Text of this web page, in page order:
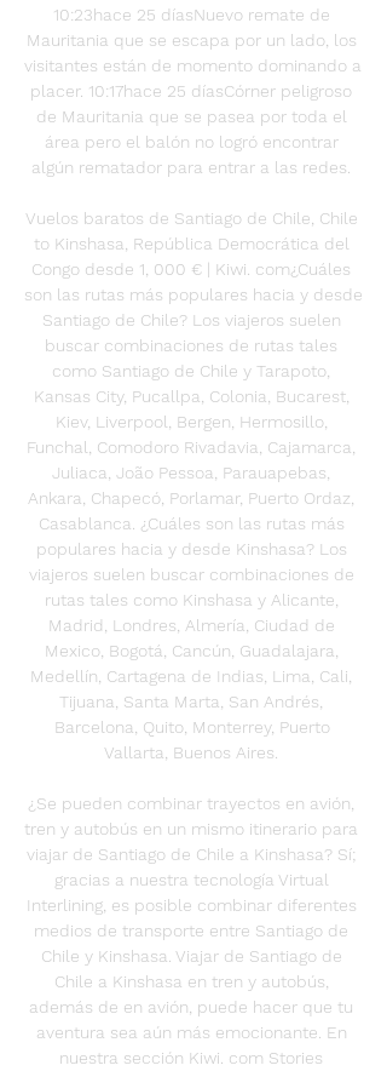
10:23hace 25 díasNuevo remate de
Mauritania que se escapa por un lado, los
visitantes están de momento dominando a
placer. 10:17hace 25 díasCórner peligroso
de Mauritania que se pasea por toda el
área pero el balón no logró encontrar
algún rematador para entrar a las redes.
Vuelos baratos de Santiago de Chile, Chile
to Kinshasa, República Democrática del
Congo desde 1, 000 € | Kiwi. com¿Cuáles
son las rutas más populares hacia y desde
Santiago de Chile? Los viajeros suelen
buscar combinaciones de rutas tales
como Santiago de Chile y Tarapoto,
Kansas City, Pucallpa, Colonia, Bucarest,
Kiev, Liverpool, Bergen, Hermosillo,
Funchal, Comodoro Rivadavia, Cajamarca,
Juliaca, João Pessoa, Parauapebas,
Ankara, Chapecó, Porlamar, Puerto Ordaz,
Casablanca. ¿Cuáles son las rutas más
populares hacia y desde Kinshasa? Los
viajeros suelen buscar combinaciones de
rutas tales como Kinshasa y Alicante,
Madrid, Londres, Almería, Ciudad de
Mexico, Bogotá, Cancún, Guadalajara,
Medellín, Cartagena de Indias, Lima, Cali,
Tijuana, Santa Marta, San Andrés,
Barcelona, Quito, Monterrey, Puerto
Vallarta, Buenos Aires.
¿Se pueden combinar trayectos en avión,
tren y autobús en un mismo itinerario para
viajar de Santiago de Chile a Kinshasa? Sí;
gracias a nuestra tecnología Virtual
Interlining, es posible combinar diferentes
medios de transporte entre Santiago de
Chile y Kinshasa. Viajar de Santiago de
Chile a Kinshasa en tren y autobús,
además de en avión, puede hacer que tu
aventura sea aún más emocionante. En
nuestra sección Kiwi. com Stories